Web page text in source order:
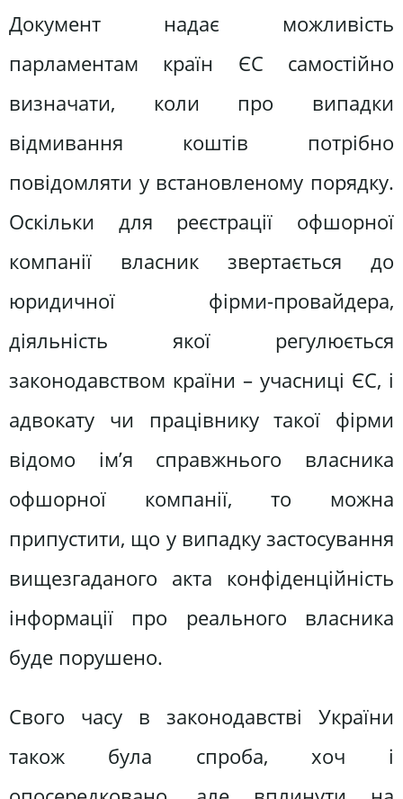
Документ надає можливість
парламентам країн ЄС самостійно
визначати, коли про випадки
відмивання коштів потрібно
повідомляти у встановленому порядку.
Оскільки для реєстрації офшорної
компанії власник звертається до
юридичної фірми-провайдера,
діяльність якої регулюється
законодавством країни – учасниці ЄС, і
адвокату чи працівнику такої фірми
відомо ім’я справжнього власника
офшорної компанії, то можна
припустити, що у випадку застосування
вищезгаданого акта конфіденційність
інформації про реального власника
буде порушено.
Свого часу в законодавстві України
також була спроба, хоч і